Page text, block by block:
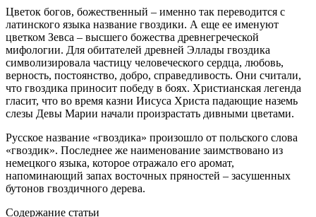
Цветок богов, божественный – именно так переводится с
латинского языка название гвоздики. А еще ее именуют
цветком Зевса – высшего божества древнегреческой
мифологии. Для обитателей древней Эллады гвоздика
символизировала частицу человеческого сердца, любовь,
верность, постоянство, добро, справедливость. Они считали,
что гвоздика приносит победу в боях. Христианская легенда
гласит, что во время казни Иисуса Христа падающие наземь
слезы Девы Марии начали произрастать дивными цветами.
Русское название «гвоздика» произошло от польского слова
«гвоздик». Последнее же наименование заимствовано из
немецкого языка, которое отражало его аромат,
напоминающий запах восточных пряностей – засушенных
бутонов гвоздичного дерева.
Содержание статьи